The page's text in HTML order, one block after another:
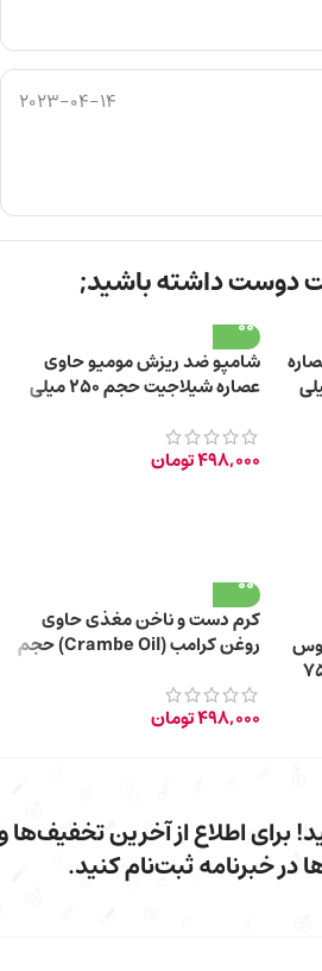
2023-04-14
داشته باشید;
حجم ۱۵۰ میلی
شامپو ضد ریزش مومیو حاوی
عصاره شیلاجیت حجم ۲۵۰ میلی
498,000تومان
10% اوره حجم 75
کرم دست و ناخن مغذی حاوی
روغن کرامب (Crambe Oil) حجم
498,000تومان
برای اطلاع از آخرین تخفیف‌ها
در خبرنامه ثبت‌نام کنید.